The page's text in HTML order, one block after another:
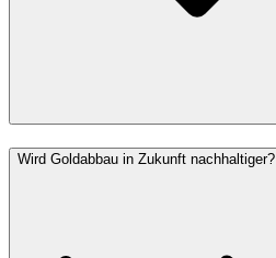
Wird Goldabbau in Zukunft nachhaltiger?